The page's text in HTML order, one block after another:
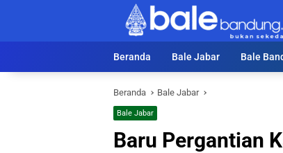
Beranda Bale Jabar Bale
Beranda Bale Jabar
Bale Jabar
Baru Pergantian